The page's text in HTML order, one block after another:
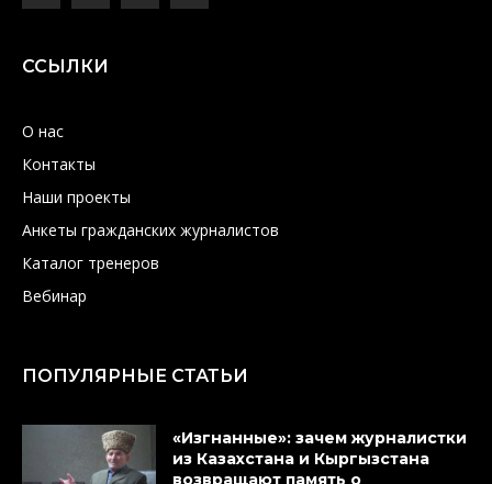
ССЫЛКИ
О нас
Контакты
Наши проекты
Анкеты гражданских журналистов
Каталог тренеров
Вебинар
ПОПУЛЯРНЫЕ СТАТЬИ
«Изгнанные»: зачем журналистки
из Казахстана и Кыргызстана
возвращают память о